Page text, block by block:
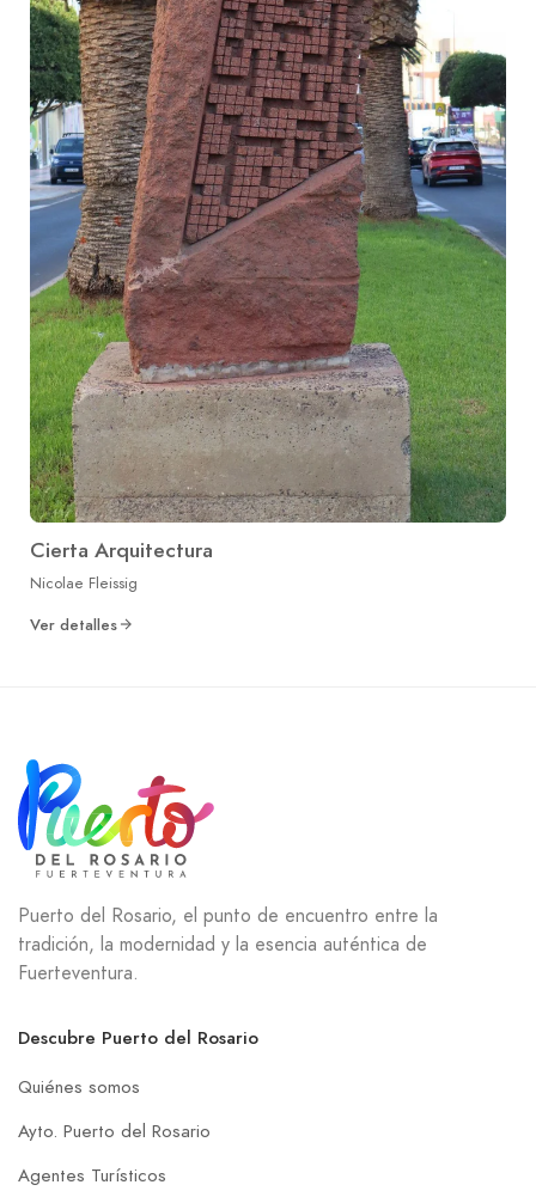
Cierta Arquitectura
Nicolae Fleissig
Ver detalles
Puerto del Rosario, el punto de encuentro entre la
tradición, la modernidad y la esencia auténtica de
Fuerteventura.
Descubre Puerto del Rosario
Quiénes somos
Ayto. Puerto del Rosario
Agentes Turísticos